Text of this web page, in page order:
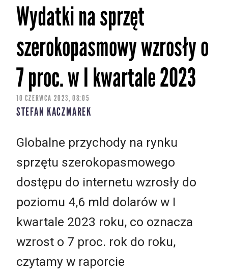
Wydatki na sprzęt
szerokopasmowy wzrosły o
7 proc. w I kwartale 2023
10 CZERWCA 2023, 08:05
STEFAN KACZMAREK
Globalne przychody na rynku
sprzętu szerokopasmowego
dostępu do internetu wzrosły do
poziomu 4,6 mld dolarów w I
kwartale 2023 roku, co oznacza
wzrost o 7 proc. rok do roku,
czytamy w raporcie